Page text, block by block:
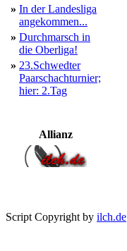
» In der Landesliga
angekommen...
» Durchmarsch in
die Oberliga!
» 23.Schwedter
Paarschachturnier;
hier: 2.Tag
Allianz
Script Copyright by ilch.de